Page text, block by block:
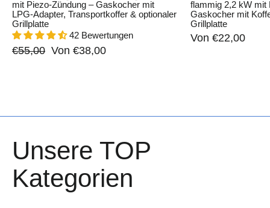
mit Piezo-Zündung – Gaskocher mit
LPG-Adapter, Transportkoffer & optionaler
Grillplatte
42 Bewertungen
Normaler
€55,00 Sonderpreis
Von €38,00
flammig 2,2 kW mit
Gaskocher mit
Grillplatte
Von €22,00
Unsere TOP
Kategorien